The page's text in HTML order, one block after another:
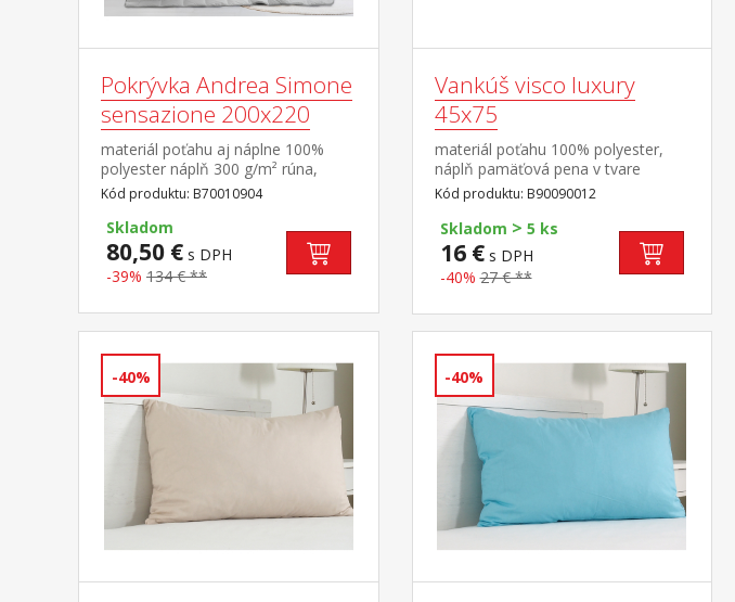
Pokrývka Andrea Simone
sensazione 200x220
materiál poťahu aj náplne 100%
polyester náplň 300 g/m² rúna,
termoregulačná elegantne prešitý
poťah
Kód produktu: B70010904
Skladom
80,50 € s DPH
-39% 134 € **
Vankúš visco luxury
45x75
materiál poťahu 100% polyester,
náplň pamäťová pena v tvare
tyčiniek Viscolattice
MEMORY termosenzitívny, tvarová
pamäť, elegantne prešitý
poťah prateľný do 30 °C
Kód produktu: B90090012
Skladom > 5 ks
16 €s DPH
-40% 27 € **
-40% -40%